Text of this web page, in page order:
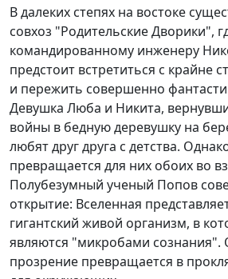
В далеких степях на востоке
совхоз "Родительские Дворики",
командированному инженеру
предстоит встретиться с крайне
и пережить совершенно
Девушка Люба и Никита,
войны в бедную деревушку на
любят друг друга с детства.
превращается для них обоих во
Полубезумный ученый Попов
открытие: Вселенная
гигантский живой организм, в
являются "микробами сознания".
прозрение превращается в